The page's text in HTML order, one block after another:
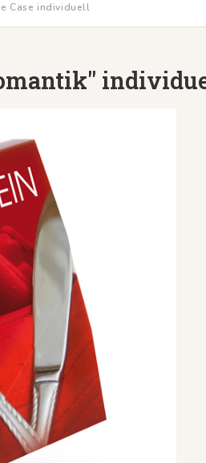
Case individuell